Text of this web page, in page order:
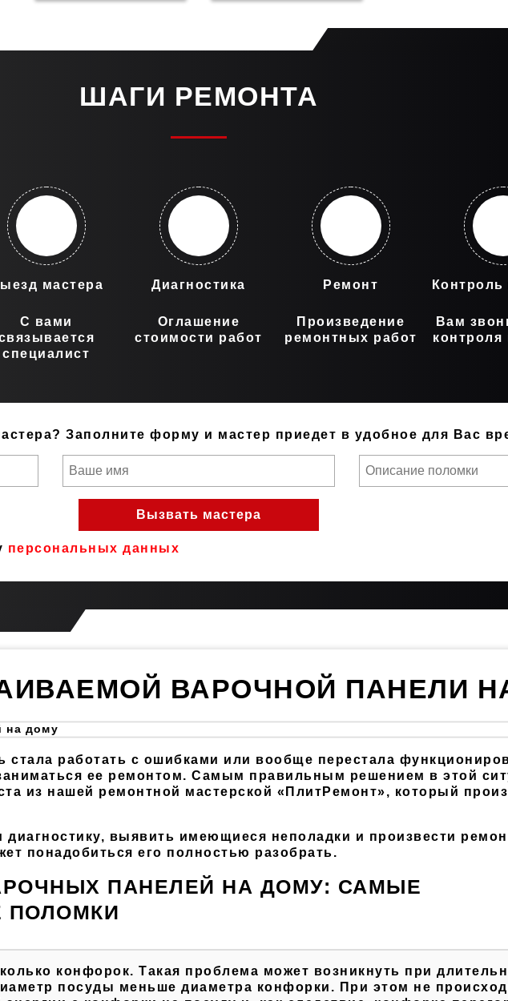
ШАГИ РЕМОНТА
мастера
С вами
специалист
Диагностика
Оглашение
стоимости работ
Ремонт
Произведение
ремонтных работ
Контроль
Вам
контроля
Заполните форму и мастер приедет в удобное для Вас
персональных данных
ВАРОЧНОЙ ПАНЕЛИ
стала работать с ошибками или вообще перестала
ее ремонтом. Самым правильным решением в этой
из нашей ремонтной мастерской «ПлитРемонт», который
диагностику, выявить имеющиеся неполадки и произвести
понадобиться его полностью разобрать.
ПАНЕЛЕЙ НА ДОМУ: САМЫЕ
ПОЛОМКИ
конфорок. Такая проблема может возникнуть при
посуды меньше диаметра конфорки. При этом не